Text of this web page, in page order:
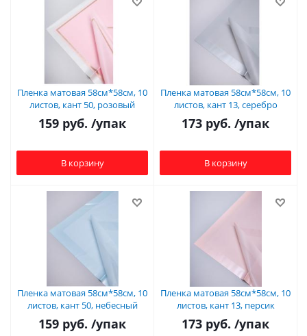
Пленка матовая 58см*58см, 10
листов, кант 50, розовый
159 руб. /упак
В корзину
Пленка матовая 58см*58см, 10
листов, кант 13, серебро
173 руб. /упак
В корзину
Пленка матовая 58см*58см, 10
листов, кант 50, небесный
159 руб. /упак
Пленка матовая 58см*58см, 10
листов, кант 13, персик
173 руб. /упак